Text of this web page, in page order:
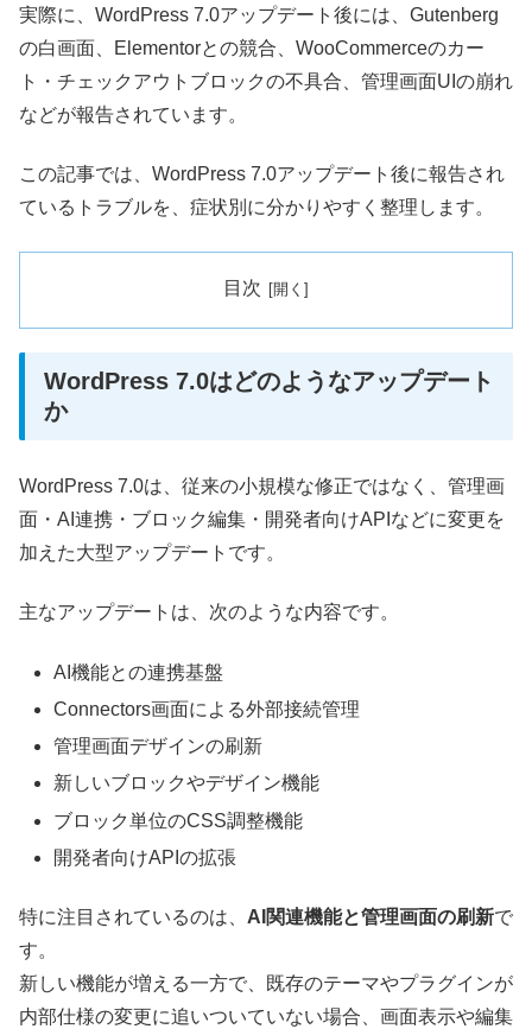
実際に、WordPress 7.0アップデート後には、Gutenberg
の白画面、Elementorとの競合、WooCommerceのカー
ト・チェックアウトブロックの不具合、管理画面UIの崩れ
などが報告されています。
この記事では、WordPress 7.0アップデート後に報告され
ているトラブルを、症状別に分かりやすく整理します。
目次
WordPress 7.0はどのようなアップデート
か
WordPress 7.0は、従来の小規模な修正ではなく、管理画
面・AI連携・ブロック編集・開発者向けAPIなどに変更を
加えた大型アップデートです。
主なアップデートは、次のような内容です。
AI機能との連携基盤
Connectors画面による外部接続管理
管理画面デザインの刷新
新しいブロックやデザイン機能
ブロック単位のCSS調整機能
開発者向けAPIの拡張
特に注目されているのは、 AI関連機能と管理画面の刷新で
す。
新しい機能が増える一方で、既存のテーマやプラグインが
内部仕様の変更に追いついていない場合、画面表示や編集